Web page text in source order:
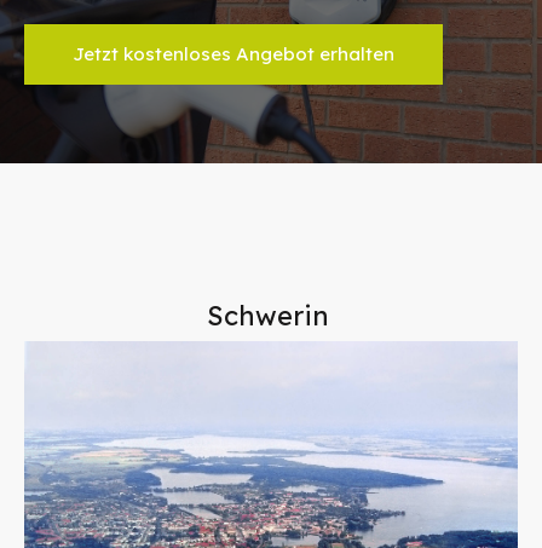
Jetzt kostenloses Angebot erhalten
Schwerin